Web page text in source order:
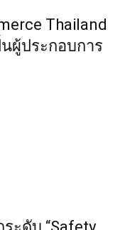
Thailand
นผู้ประกอบการ